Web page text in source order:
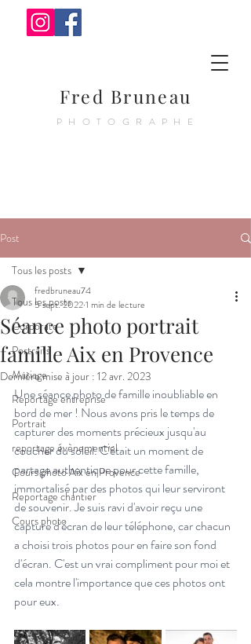
Fred Bruneau
PHOTOGRAPHE
Post
Tous les posts
Corporate
Portraits
Mariage
Reportage entreprise
Portrait
reportage évènementiel
Cours photo Aix en Provence
Reportage chantier
Cours photo
Tous les posts
Séance photo portrait
famille Aix en Provence
fredbruneau74
5 sept. 20221 min de lecture
Dernière mise à jour : 12 avr. 2023
Une séance photo de famille inoubliable en
bord de mer ! Nous avons pris le temps de
capturer des moments précieux jusqu'au
coucher du soleil. C'était un moment de
partage authentique pour cette famille,
immortalisé par des photos qui leur serviront
de souvenir. Je suis ravi d'avoir reçu une
capture d'écran de leur téléphone, car chacun
a choisi trois photos pour en faire son fond
d'écran. C'est un vrai compliment pour moi et
cela montre l'importance que ces photos ont
pour eux.